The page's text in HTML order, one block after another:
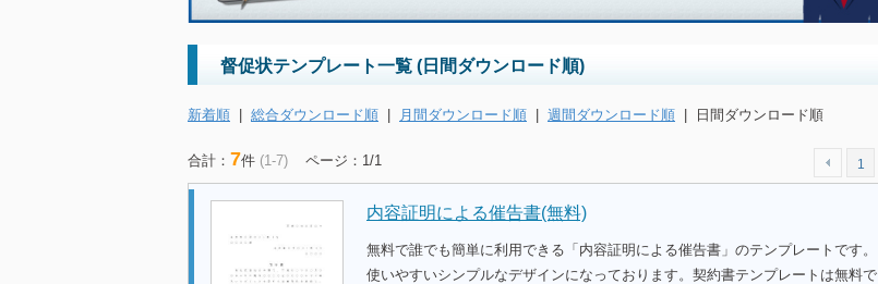
督促状テンプレート一覧 (日間ダウンロード順)
新着順 | 総合ダウンロード順 | 月間ダウンロード順 | 週間ダウンロード順 | 日間ダウンロード順
合計： 7件 (1-7) ページ：1/1 1
内容証明による催告書(無料)
無料で誰でも簡単に利用できる「内容証明による催告書」のテンプレートです。
使いやすいシンプルなデザインになっております。契約書テンプレートは無料で